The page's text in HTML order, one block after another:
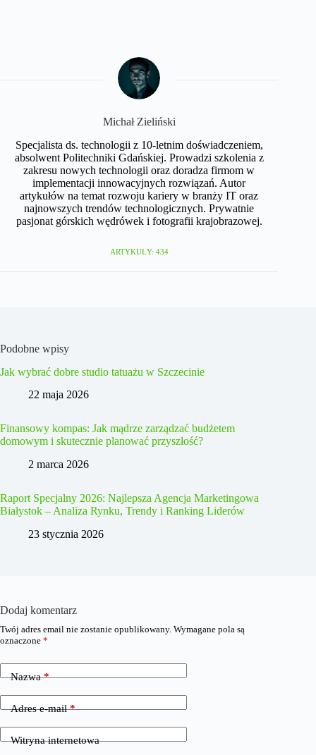
Michał Zieliński
Specjalista ds. technologii z 10-letnim doświadczeniem,
absolwent Politechniki Gdańskiej. Prowadzi szkolenia z
zakresu nowych technologii oraz doradza firmom w
implementacji innowacyjnych rozwiązań. Autor
artykułów na temat rozwoju kariery w branży IT oraz
najnowszych trendów technologicznych. Prywatnie
pasjonat górskich wędrówek i fotografii krajobrazowej.
ARTYKUŁY: 434
Podobne wpisy
Jak wybrać dobre studio tatuażu w Szczecinie
22 maja 2026
Finansowy kompas: Jak mądrze zarządzać budżetem
domowym i skutecznie planować przyszłość?
2 marca 2026
Raport Specjalny 2026: Najlepsza Agencja Marketingowa
Białystok – Analiza Rynku, Trendy i Ranking Liderów
23 stycznia 2026
Dodaj komentarz
Twój adres email nie zostanie opublikowany. Wymagane pola są
oznaczone *
Nazwa*
Adres e-mail*
Witryna internetowa